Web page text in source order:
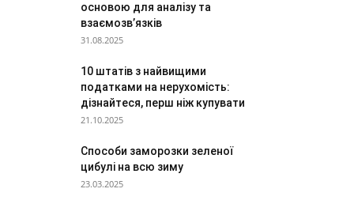
основою для аналізу та
взаємозв’язків
31.08.2025
10 штатів з найвищими
податками на нерухомість:
дізнайтеся, перш ніж купувати
21.10.2025
Способи заморозки зеленої
цибулі на всю зиму
23.03.2025